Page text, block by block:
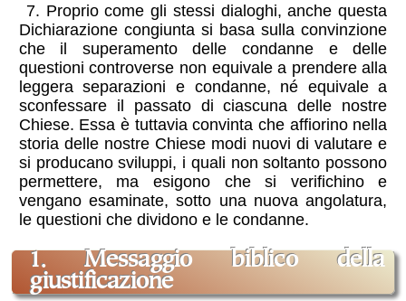
7. Proprio come gli stessi dialoghi, anche questa
Dichiarazione congiunta si basa sulla convinzione
che il superamento delle condanne e delle
questioni controverse non equivale a prendere alla
leggera separazioni e condanne, né equivale a
sconfessare il passato di ciascuna delle nostre
Chiese. Essa è tuttavia convinta che affiorino nella
storia delle nostre Chiese modi nuovi di valutare e
si producano sviluppi, i quali non soltanto possono
permettere, ma esigono che si verifichino e
vengano esaminate, sotto una nuova angolatura,
le questioni che dividono e le condanne.
1. Messaggio biblico della
giustificazione